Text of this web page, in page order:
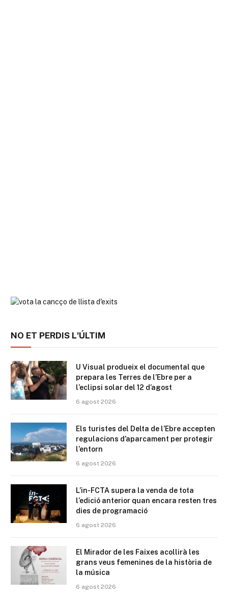
NO ET PERDIS L'ÚLTIM
U Visual produeix el documental que
prepara les Terres de l’Ebre per a
l’eclipsi solar del 12 d’agost
6 agost 2026
Els turistes del Delta de l’Ebre accepten
regulacions d’aparcament per protegir
l’entorn
6 agost 2026
L’in-FCTA supera la venda de tota
l’edició anterior quan encara resten tres
dies de programació
6 agost 2026
El Mirador de les Faixes acollirà les
grans veus femenines de la història de
la música
6 agost 2026